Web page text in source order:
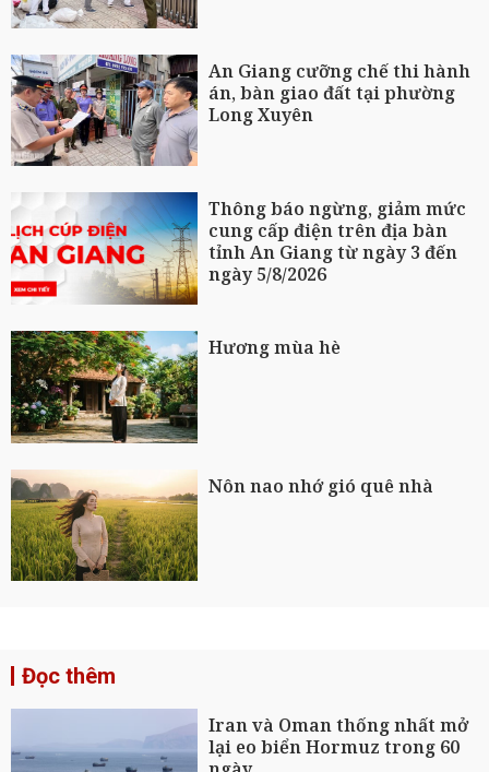
An Giang cưỡng chế thi hành
án, bàn giao đất tại phường
Long Xuyên
Thông báo ngừng, giảm mức
cung cấp điện trên địa bàn
tỉnh An Giang từ ngày 3 đến
ngày 5/8/2026
Hương mùa hè
Nôn nao nhớ gió quê nhà
Đọc thêm
Iran và Oman thống nhất mở
lại eo biển Hormuz trong 60